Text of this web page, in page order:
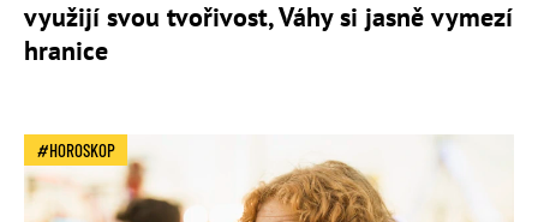
využijí svou tvořivost, Váhy si jasně vymezí
hranice
HOROSKOP